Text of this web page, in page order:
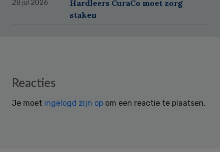
28 jul 2026
Hardleers CuraCo moet zorg
staken
Reader
Reacties
Je moet ingelogd zijn op om een reactie te plaatsen.